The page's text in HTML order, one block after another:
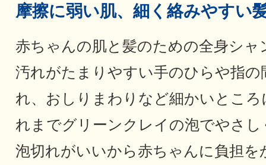
摩擦に弱い肌、細く絡みやすい
赤ちゃんの肌と髪のための全身シャ
汚れがたまりやすい手のひらや指
れ、おしりまわりなど細かいとこ
れまでグリーンクレイの泡でやさ
泡切れがいいから赤ちゃんに負担